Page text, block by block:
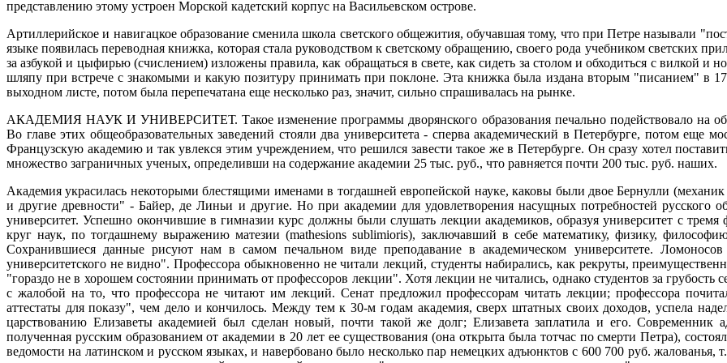
представлению этому устроен Морской кадетский корпус на Васильевском острове.
Артиллерийское и навигацкое образование сменила школа светского общежития, обучавшая тому, что при Петре называли
языке появилась переводная книжка, которая стала руководством к светскому обращению, своего рода учебником светских
за азбукой и цыфирью (счислением) изложены правила, как обращаться в свете, как сидеть за столом и обходиться с вилкой
шляпу при встрече с знакомыми и какую позитуру принимать при поклоне. Эта книжка была издана вторым "писанием" в
выходном листе, потом была перепечатана еще несколько раз, значит, сильно спрашивалась на рынке.
АКАДЕМИЯ НАУК И УНИВЕРСИТЕТ.Такое изменение программы дворянского образования печально подействовало на
Во главе этих общеобразовательных заведений стояли два университета - сперва академический в Петербурге, потом
Французскую академию и так увлекся этим учреждением, что решился завести такое же в Петербурге. Он сразу хотел
множество заграничных ученых, определивши на содержание академии 25 тыс. руб., что равняется почти 200 тыс. руб. наших.
Академия украсилась некоторыми блестящими именами в тогдашней европейской науке, каковы были двое Бернулли
и другие древности" - Байер, де Линьи и другие. Но при академии для удовлетворения насущных потребностей русского
университет. Успешно окончившие в гимназии курс должны были слушать лекции академиков, образуя университет с
круг наук, по тогдашнему выражению матезии (mathesions sublimioris), заключавший в себе математику, физику,
Сохранившиеся данные рисуют нам в самом печальном виде преподавание в академическом университете.
университетского не видно". Профессора обыкновенно не читали лекций, студенты набирались, как рекруты,
"гораздо не в хорошем состоянии принимать от профессоров лекции". Хотя лекции не читались, однако студентов за грубость
с жалобой на то, что профессора не читают им лекций. Сенат предложил профессорам читать лекции; профессора
аттестаты для показу", чем дело и кончилось. Между тем к 30-м годам академия, сверх штатных своих доходов, успела
царствованию Елизаветы академией был сделан новый, почти такой же долг; Елизавета заплатила и его. Современник
полученная русским образованием от академии в 20 лет ее существования (она открыта была тотчас по смерти Петра),
ведомости на латинском и русском языках, и навербовано было несколько пар немецких адъюнктов с 600 700 руб.